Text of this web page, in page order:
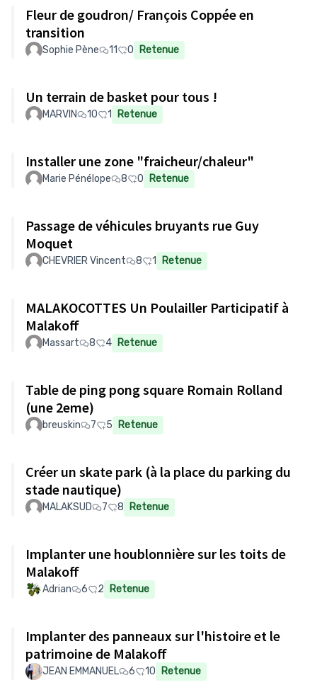
Fleur de goudron/ François Coppée en
transition
Sophie Pène 11 0 Retenue
Un terrain de basket pour tous !
MARVIN 10 1 Retenue
Installer une zone "fraicheur/chaleur"
Marie Pénélope 8 0 Retenue
Passage de véhicules bruyants rue Guy
Moquet
CHEVRIER Vincent 8 1 Retenue
MALAKOCOTTES Un Poulailler Participatif à
Malakoff
Massart 8 4 Retenue
Table de ping pong square Romain Rolland
(une 2eme)
breuskin 7 5 Retenue
Créer un skate park (à la place du parking du
stade nautique)
MALAKSUD 7 8 Retenue
Implanter une houblonnière sur les toits de
Malakoff
Adrian 6 2 Retenue
Implanter des panneaux sur l'histoire et le
patrimoine de Malakoff
JEAN EMMANUEL 6 10 Retenue